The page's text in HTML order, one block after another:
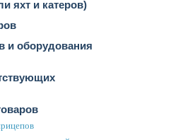
яхт и катеров)
и оборудования